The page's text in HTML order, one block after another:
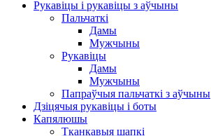
Рукавіцы і рукавіцы з аўчыны
Пальчаткі
Дамы
Мужчыны
Рукавіцы
Дамы
Мужчыны
Папраўчыя пальчаткі з аўчыны
Дзіцячыя рукавіцы і боты
Капялюшы
Тканкавыя шапкі